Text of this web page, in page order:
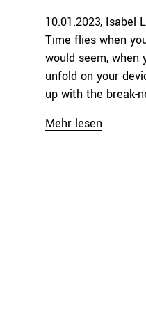
10.01.2023 Isabel
Time flies when
would seem, when
unfold on your
up with the break-
Mehr lesen